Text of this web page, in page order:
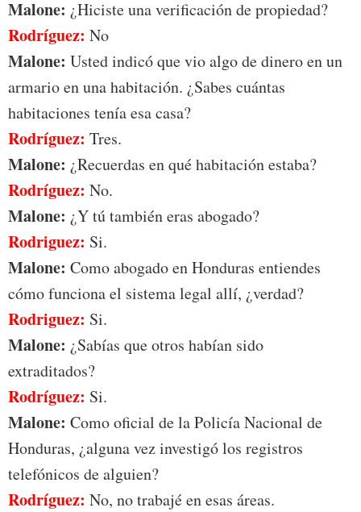
Malone: ¿Hiciste una verificación de propiedad?
Rodríguez: No
Malone: Usted indicó que vio algo de dinero en un
armario en una habitación. ¿Sabes cuántas
habitaciones tenía esa casa?
Rodríguez: Tres.
Malone: ¿Recuerdas en qué habitación estaba?
Rodríguez: No.
Malone: ¿Y tú también eras abogado?
Rodriguez: Si.
Malone: Como abogado en Honduras entiendes
cómo funciona el sistema legal allí, ¿verdad?
Rodriguez: Si.
Malone: ¿Sabías que otros habían sido
extraditados?
Rodríguez: Si.
Malone: Como oficial de la Policía Nacional de
Honduras, ¿alguna vez investigó los registros
telefónicos de alguien?
Rodríguez: No, no trabajé en esas áreas.